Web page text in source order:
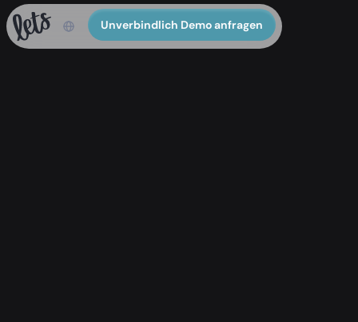
Unverbindlich Demo anfragen